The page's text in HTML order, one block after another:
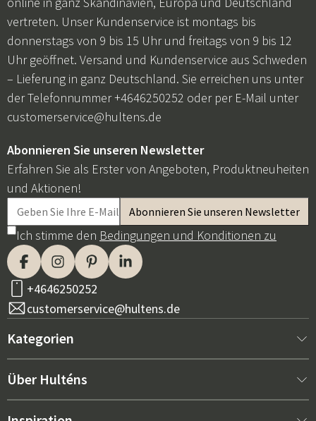
vertreten. Unser Kundenservice ist montags bis
donnerstags von 9 bis 15 Uhr und freitags von 9 bis 12
Uhr geöffnet. Versand und Kundenservice aus Schweden
– Lieferung in ganz Deutschland. Sie erreichen uns unter
der Telefonnummer +4646250252 oder per E-Mail unter
customerservice@hultens.de
Abonnieren Sie unseren Newsletter
Erfahren Sie als Erster von Angeboten, Produktneuheiten
und Aktionen!
Ich stimme den Bedingungen und Konditionen zu
+4646250252
customerservice@hultens.de
Kategorien
Neu bei uns
Über Hulténs
Über Hulténs